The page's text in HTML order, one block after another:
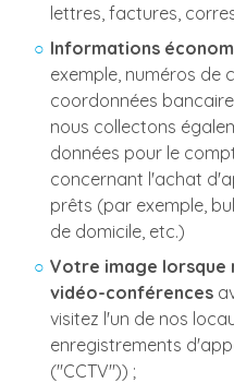
lettres, factures,
Informations
exemple, numéros de
coordonnées
nous collectons
données pour le
concernant l'achat
prêts (par exemple,
de domicile, etc.)
Votre image lorsque
vidéo-conférences
visitez l'un de nos
enregistrements
("CCTV")) ;